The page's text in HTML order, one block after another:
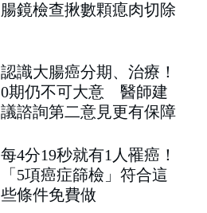
腸鏡檢查揪數顆瘜肉切除
認識大腸癌分期、治療！
0期仍不可大意 醫師建
議諮詢第二意見更有保障
每4分19秒就有1人罹癌！
「5項癌症篩檢」符合這
些條件免費做